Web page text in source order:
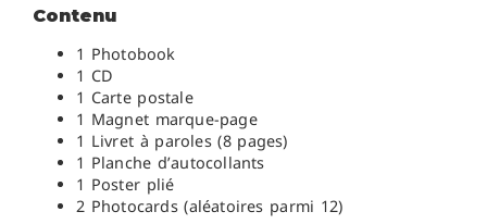
Contenu
1 Photobook
1 CD
1 Carte postale
1 Magnet marque-page
1 Livret à paroles (8 pages)
1 Planche d’autocollants
1 Poster plié
2 Photocards (aléatoires parmi 12)